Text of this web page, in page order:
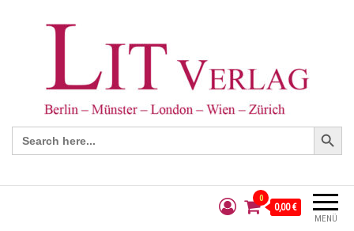
Search
for:
Search Button
MENÜ
0
0,00 €